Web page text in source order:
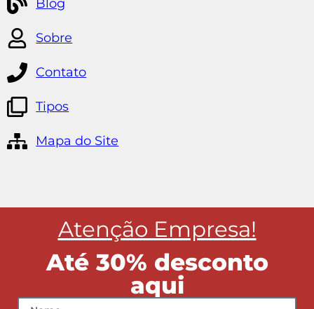
Blog
Sobre
Contato
Tipos
Mapa do Site
Atenção Empresa!
Até 30% desconto
aqui